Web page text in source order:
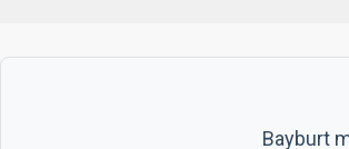
Bayburt